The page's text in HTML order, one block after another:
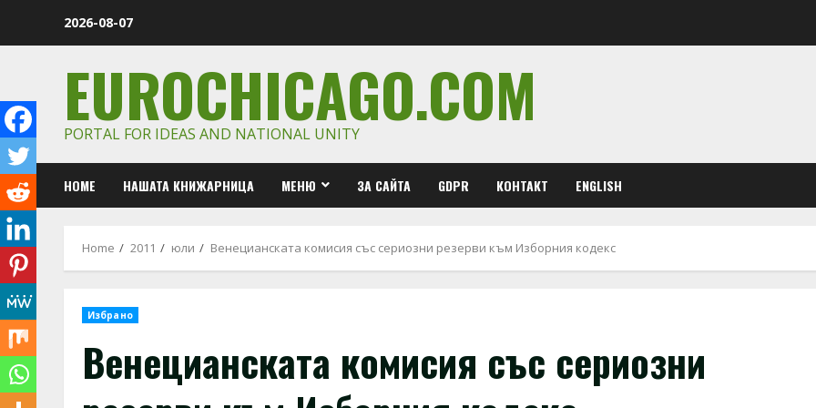
2026-08-07
EUROCHICAGO.COM
PORTAL FOR IDEAS AND NATIONAL UNITY
HOME НАШАТА КНИЖАРНИЦА МЕНЮ ЗА САЙТА GDPR КОНТАКТ ENGLISH
Home 2011 юли Венецианската комисия със сериозни резерви към Изборния кодекс
Избрано
Венецианската комисия със сериозни